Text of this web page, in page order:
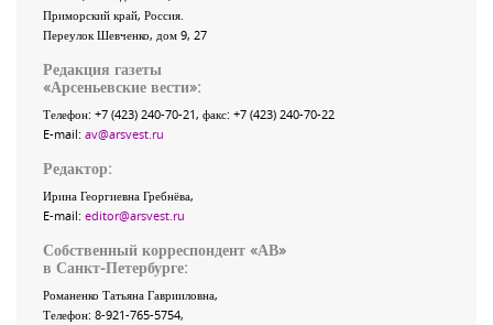
Приморский край, Россия
Переулок Шевченко, дом 9, 27
Редакция газеты
«Арсеньевские вести»:
Телефон: +7 (423) 240-70-21, факс: +7 (423) 240-70-22
E-mail: av@arsvest.ru
Редактор:
Ирина Георгиевна Гребнёва,
E-mail: editor@arsvest.ru
Собственный корреспондент «АВ»
в Санкт-Петербурге:
Романенко Татьяна Гаврииловна,
Телефон: 8-921-765-5754,